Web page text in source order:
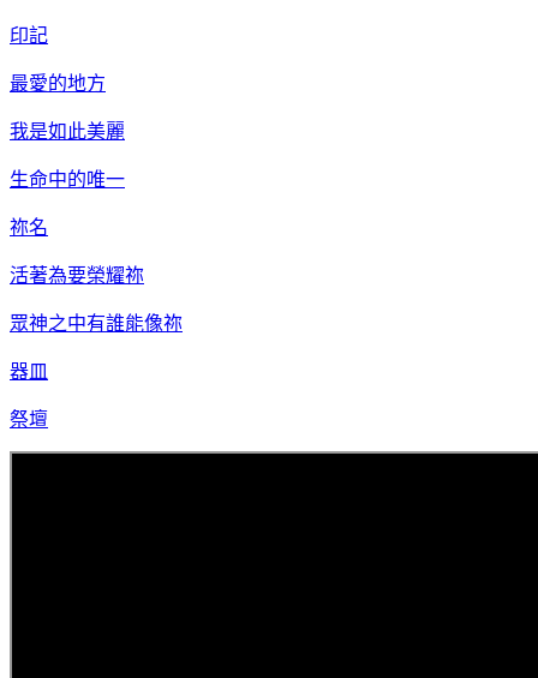
印記
最愛的地方
我是如此美麗
生命中的唯一
祢名
活著為要榮耀祢
眾神之中有誰能像祢
器皿
祭壇